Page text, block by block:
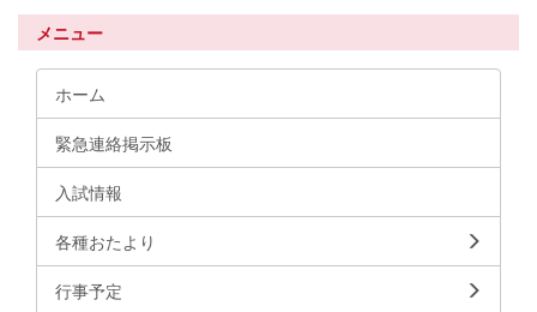
メニュー
ホーム
緊急連絡掲示板
入試情報
各種おたより
行事予定